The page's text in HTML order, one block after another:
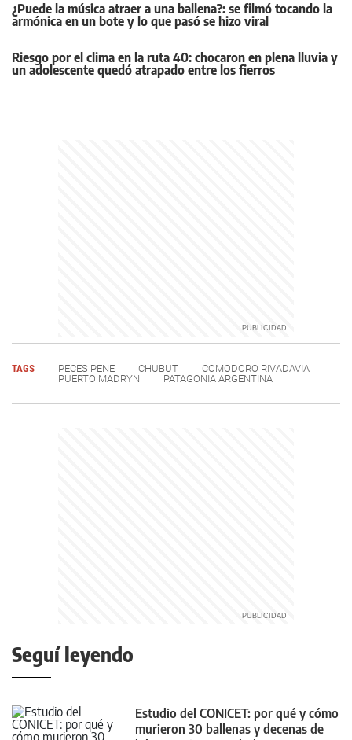
¿Puede la música atraer a una ballena?: se filmó tocando la
armónica en un bote y lo que pasó se hizo viral
Riesgo por el clima en la ruta 40: chocaron en plena lluvia y
un adolescente quedó atrapado entre los fierros
TAGS PECES PENE CHUBUT
COMODORO RIVADAVIA
PUERTO MADRYN
PATAGONIA ARGENTINA
Seguí leyendo
Estudio del CONICET: por qué y cómo
murieron 30 ballenas y decenas de